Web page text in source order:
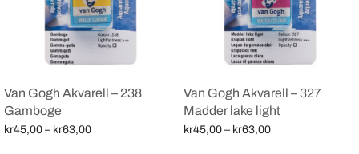
Van Gogh Akvarell – 238
Gamboge
kr45,00 – kr63,00Price
Van Gogh Akvarell – 327
Madder lake light
kr45,00 – kr63,00Price